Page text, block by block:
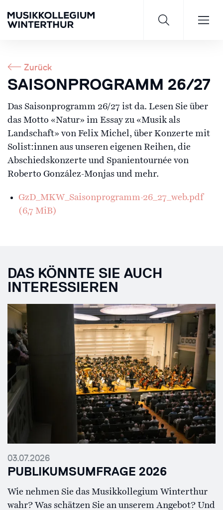
Saisonprogramm 26/27
JETZT ENTDECKEN
Zurück
SAISONPROGRAMM 26/27
Das Saisonprogramm 26/27 ist da. Lesen Sie über
das Motto «Natur» im Essay zu «Musik als
Landschaft» von Felix Michel, über Konzerte mit
Solist:innen aus unseren eigenen Reihen, die
Abschiedskonzerte und Spanientournée von
Roberto González-Monjas und mehr.
GzD_MKW_Saisonprogramm-26_27_web.pdf
(6,7 MiB)
DAS KÖNNTE SIE AUCH
INTERESSIEREN
03.07.2026
PUBLIKUMSUMFRAGE 2026
Wie nehmen Sie das Musikkollegium Winterthur
wahr? Was schätzen Sie an unserem Angebot? Und